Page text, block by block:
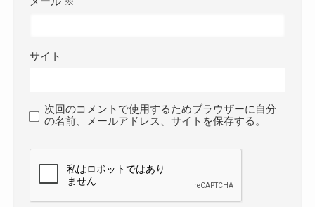
サイト
次回のコメントで使用するためブラウザーに自分
の名前、メールアドレス、サイトを保存する。